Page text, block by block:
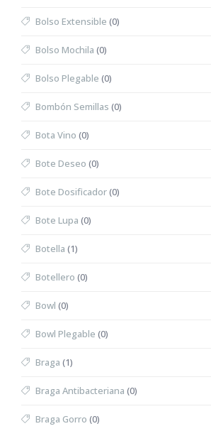
Bolso Extensible (0)
Bolso Mochila (0)
Bolso Plegable (0)
Bombón Semillas (0)
Bota Vino (0)
Bote Deseo (0)
Bote Dosificador(0)
Bote Lupa (0)
Botella (1)
Botellero (0)
Bowl (0)
Bowl Plegable (0)
Braga (1)
Braga Antibacteriana (0)
Braga Gorro (0)